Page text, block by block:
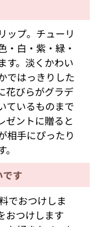
ップ。チューリ
・白・紫・緑・
す。淡くかわい
ではっきりした
花びらがグラデ
ているものまで
ゼントに贈ると
相手にぴったり
す
でおつけしま
おつけします